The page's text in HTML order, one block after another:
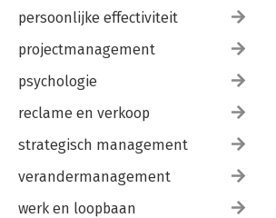
persoonlijke effectiviteit
projectmanagement
psychologie
reclame en verkoop
strategisch management
verandermanagement
werk en loopbaan